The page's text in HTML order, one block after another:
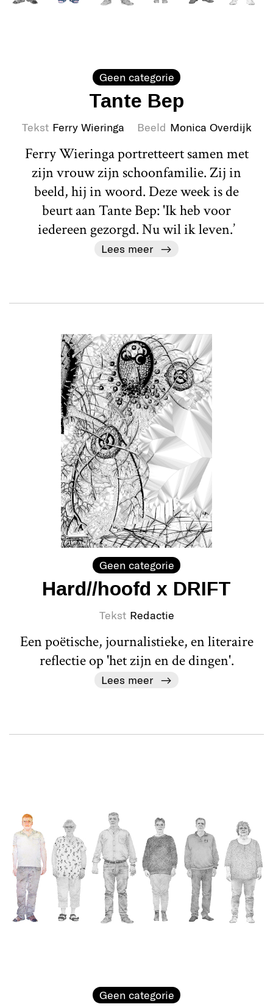
Geen categorie
Tante Bep
Tekst Ferry Wieringa Beeld Monica Overdijk
Ferry Wieringa portretteert samen met
zijn vrouw zijn schoonfamilie. Zij in
beeld, hij in woord. Deze week is de
beurt aan Tante Bep: 'Ik heb voor
iedereen gezorgd. Nu wil ik leven.’
Lees meer
Geen categorie
Hard//hoofd x DRIFT
Tekst Redactie
Een poëtische, journalistieke, en literaire
reflectie op 'het zijn en de dingen'.
Lees meer
Geen categorie